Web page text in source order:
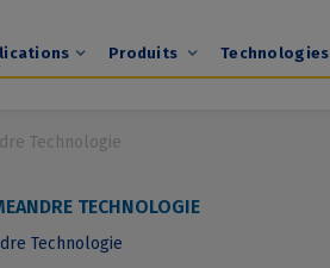
Produits Technologies
Technologie
TECHNOLOGIE
Technologie